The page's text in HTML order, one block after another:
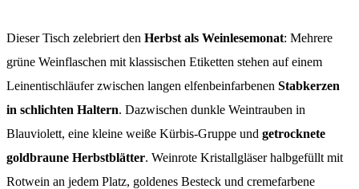
Dieser Tisch zelebriert den Herbst als Weinlesemonat: Mehrere
grüne Weinflaschen mit klassischen Etiketten stehen auf einem
Leinentischläufer zwischen langen elfenbeinfarbenen Stabkerzen
in schlichten Haltern. Dazwischen dunkle Weintrauben in
Blauviolett, eine kleine weiße Kürbis-Gruppe und getrocknete
goldbraune Herbstblätter. Weinrote Kristallgläser halbgefüllt mit
Rotwein an jedem Platz, goldenes Besteck und cremefarbene